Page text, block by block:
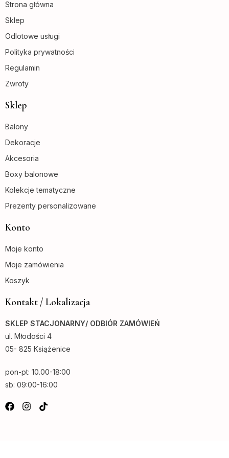
Strona główna
Sklep
Odlotowe usługi
Polityka prywatności
Regulamin
Zwroty
Sklep
Balony
Dekoracje
Akcesoria
Boxy balonowe
Kolekcje tematyczne
Prezenty personalizowane
Konto
Moje konto
Moje zamówienia
Koszyk
Kontakt / Lokalizacja
SKLEP STACJONARNY/ ODBIÓR ZAMÓWIEŃ
ul. Młodości 4
05- 825 Książenice
pon-pt: 10.00-18:00
sb: 09:00-16:00